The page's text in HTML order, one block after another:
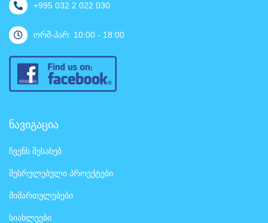
+995 032 2 022 030
ორშ-პარ: 10:00 - 18:00
ნავიგაცია
ჩვენს შესახებ
შესრულებული პროექტები
მიმართულებები
სიახლეები